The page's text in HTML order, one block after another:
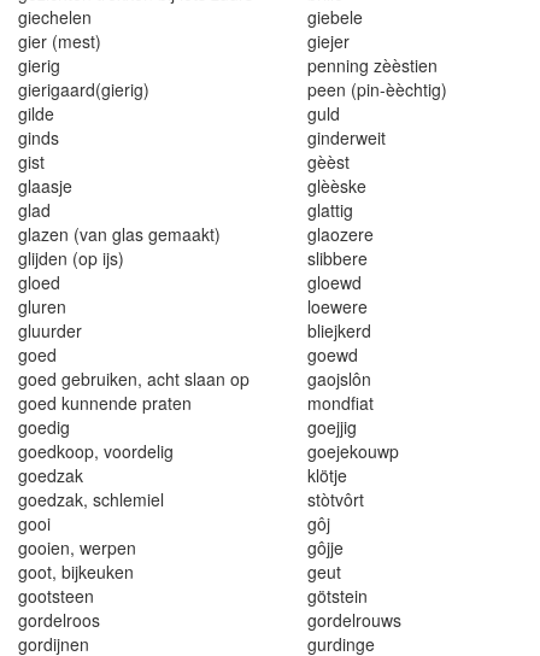
giechelen
giebele
gier (mest)
giejer
gierig penning zèèstien
gierigaard(gierig) peen (pin-èèchtig)
gilde guld
ginds
ginderweit
gist
gèèst
glaasje glèèske
glad glattig
glazen (van glas gemaakt)
glaozere
glijden (op ijs) slibbere
gloed
gloewd
gluren loewere
gluurder bliejkerd
goed
goewd
goed gebruiken, acht slaan op
gaojslôn
goed kunnende praten
mondfiat
goedig
goejjig
goedkoop, voordelig
goejekouwp
goedzak klötje
goedzak, schlemiel stòtvôrt
gooi
gôj
gooien, werpen
gôjje
goot, bijkeuken
geut
gootsteen
götstein
gordelroos
gordelrouws
gordijnen
gurdinge